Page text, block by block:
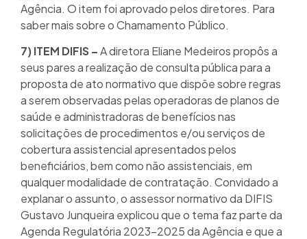
Agência. O item foi aprovado pelos diretores. Para
saber mais sobre o Chamamento Público.
7) ITEM DIFIS –A diretora Eliane Medeiros propôs a
seus pares a realização de consulta pública para a
proposta de ato normativo que dispõe sobre regras
a serem observadas pelas operadoras de planos de
saúde e administradoras de benefícios nas
solicitações de procedimentos e/ou serviços de
cobertura assistencial apresentados pelos
beneficiários, bem como não assistenciais, em
qualquer modalidade de contratação. Convidado a
explanar o assunto, o assessor normativo da DIFIS
Gustavo Junqueira explicou que o tema faz parte da
Agenda Regulatória 2023-2025 da Agência e que a